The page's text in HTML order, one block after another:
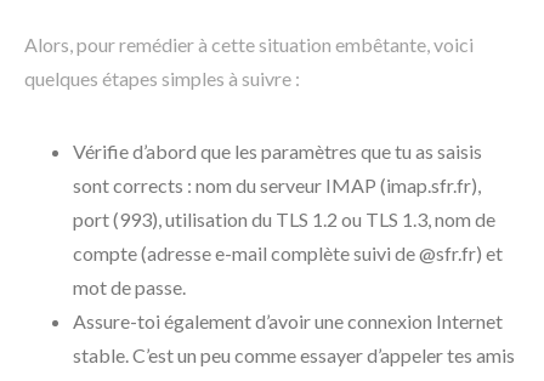
Alors, pour remédier à cette situation embêtante, voici
quelques étapes simples à suivre :
Vérifie d’abord que les paramètres que tu as saisis
sont corrects : nom du serveur IMAP (imap.sfr.fr),
port (993), utilisation du TLS 1.2 ou TLS 1.3, nom de
compte (adresse e-mail complète suivi de @sfr.fr) et
mot de passe.
Assure-toi également d’avoir une connexion Internet
stable. C’est un peu comme essayer d’appeler tes amis